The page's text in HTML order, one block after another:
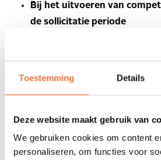
Toestemming Details
Deze website maakt gebruik van
We gebruiken cookies om content
personaliseren, om functies voor
Bij het uitvoeren van
de sollicitatie periode
Om een sollicitant te
assessment van de
ook niet doorgeven aan
Bij het aanleggen van een
overzichtslijst met de status